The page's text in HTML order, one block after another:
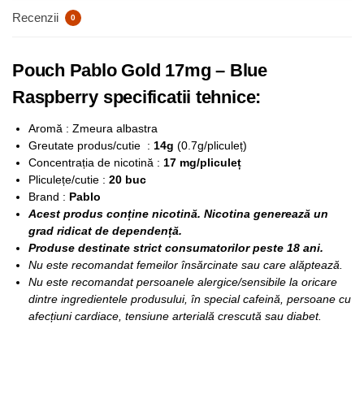
Recenzii 0
Pouch Pablo Gold 17mg – Blue
Raspberry specificatii tehnice:
Aromă : Zmeura albastra
Greutate produs/cutie : 14g (0.7g/pliculeț)
Concentrația de nicotină : 17 mg/pliculeț
Pliculețe/cutie : 20 buc
Brand : Pablo
Acest produs conține nicotină. Nicotina generează un
grad ridicat de dependență.
Produse destinate strict consumatorilor peste 18 ani.
Nu este recomandat femeilor însărcinate sau care alăptează.
Nu este recomandat persoanele alergice/sensibile la oricare
dintre ingredientele produsului, în special cafeină, persoane cu
afecțiuni cardiace, tensiune arterială crescută sau diabet.